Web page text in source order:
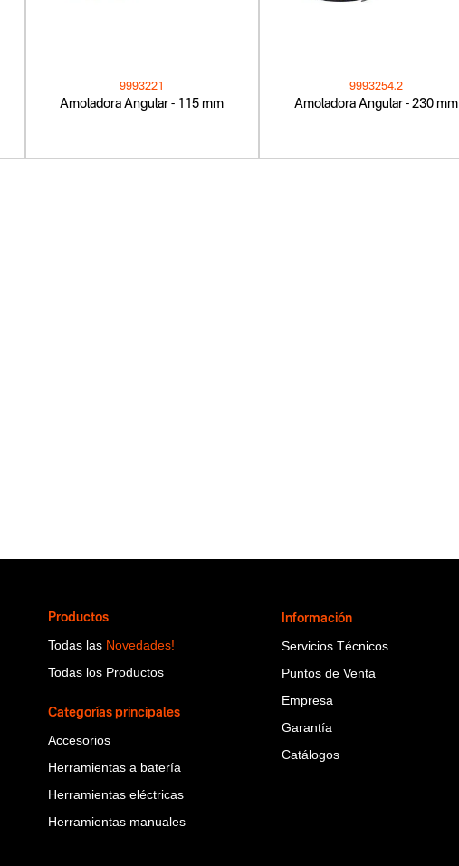
Amoladora Angular - 115 mm
9993221
Amoladora Angular - 230 mm
9993254.2
Productos
Todas las Novedades!
Todas los Productos
Categorías principales
Accesorios
Herramientas a batería
Herramientas eléctricas
Herramientas manuales
Información
Servicios Técnicos
Puntos de Venta
Empresa
Garantía
Catálogos